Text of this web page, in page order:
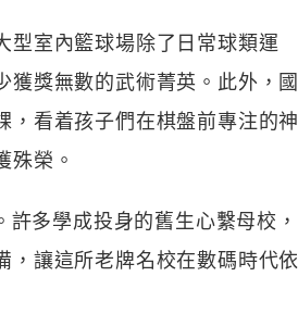
型室內籃球場除了日常球類運
獲獎無數的武術菁英。此外，國
，看着孩子們在棋盤前專注的神
殊榮。
多學成投身的舊生心繫母校，
，讓這所老牌名校在數碼時代依